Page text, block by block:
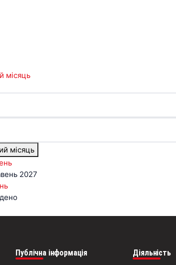
місяць
місяць
2027
Публічна інформація Діяльність